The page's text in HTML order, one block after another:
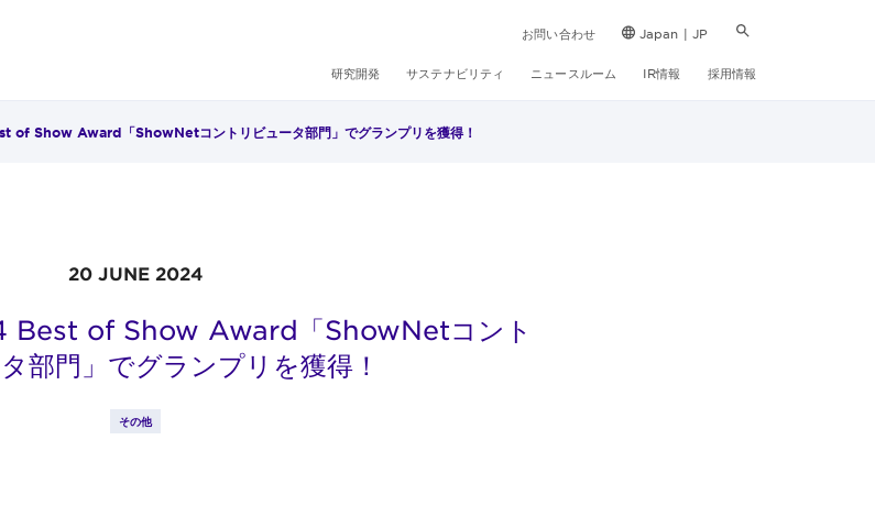
お問い合わせ Japan | JP
研究開発 サステナビリティ ニュースルーム IR情報 採用情報
Show Award「ShowNetコントリビュータ部門」でグランプリを獲得！
20 JUNE 2024
of Show Award「ShowNetコント
部門」でグランプリを獲得！
その他